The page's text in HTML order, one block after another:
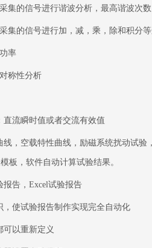
集的信号进行谐波分析，最高谐波次
集的信号进行加，减，乘，除和积分
率
称性分析
直流瞬时值或者交流有效值
线，空载特性曲线，励磁系统扰动试
板，软件自动计算试验结果。
报告， Excel试验报告
，使试验报告制作实现完全自动化
可以重新定义